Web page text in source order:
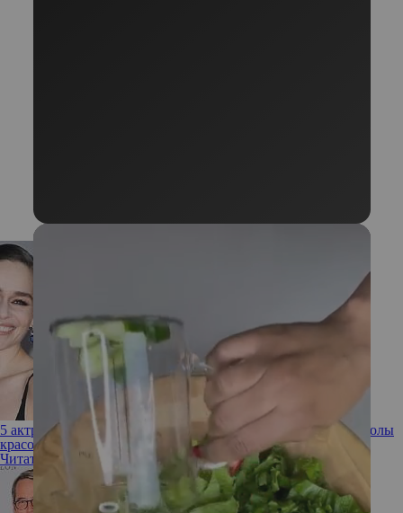
5 актрис, которым режиссеры рекомендовали пластику и уколы
красоты
Читать полностью